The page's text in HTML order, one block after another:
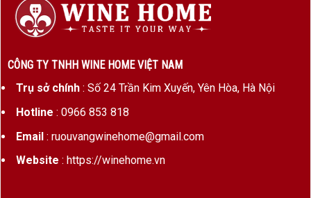
Loại vang Vang đỏ ngọt
Dung tích 750ml
Phong cách
Màu sắc Đỏ ruby
Nhiệt độ phục
10 – 14°C
CÔNG TY TNHH WINE HOME VIỆT NAM
Trụ sở chính: Số 24 Trần Kim Xuyến, Yên Hòa, Hà Nội
Hotline : 0966 853 818
Email: ruouvangwinehome@gmail.com
Website : https://winehome.vn